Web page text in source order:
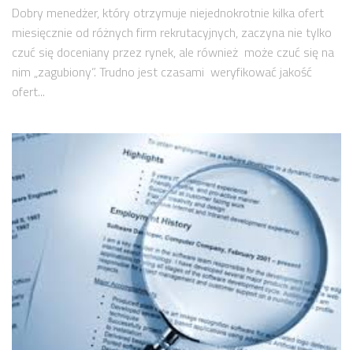
Dobry menedżer, który otrzymuje niejednokrotnie kilka ofert
miesięcznie od różnych firm rekrutacyjnych, zaczyna nie tylko
czuć się doceniany przez rynek, ale również może czuć się na
nim „zagubiony”. Trudno jest czasami weryfikować jakość
ofert...